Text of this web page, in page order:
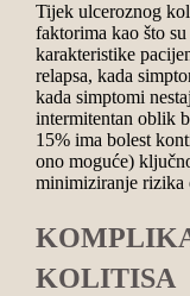
Tijek ulceroznog
faktorima kao što
karakteristike
relapsa, kada
kada simptomi
intermitentan oblik
15% ima bolest
ono moguće)
minimiziranje rizika
KOLITISA